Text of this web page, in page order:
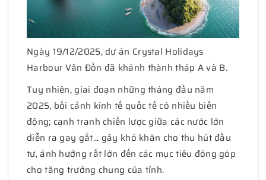
Ngày 19/12/2025, dự án Crystal Holidays
Harbour Vân Đồn đã khánh thành tháp A và B.
Tuy nhiên, giai đoạn những tháng đầu năm
2025, bối cảnh kinh tế quốc tế có nhiều biến
động; cạnh tranh chiến lược giữa các nước lớn
diễn ra gay gắt... gây khó khăn cho thu hút đầu
tư, ảnh hưởng rất lớn đến các mục tiêu đóng góp
cho tăng trưởng chung của tỉnh.